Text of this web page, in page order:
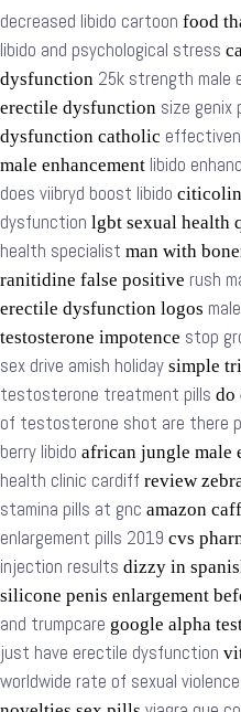
decreased libido cartoon food
libido and psychological stress
dysfunction 25k strength male
erectile dysfunction size genix
dysfunction catholic
male enhancement libido
does viibryd boost libido
dysfunction lgbt sexual health
health specialist man with
ranitidine false positive rush
erectile dysfunction logos
testosterone impotence stop
sex drive amish holiday simple
testosterone treatment pills do
of testosterone shot are there
berry libido african jungle male
health clinic cardiff review
stamina pills at gnc amazon
enlargement pills 2019 cvs
injection results dizzy in
silicone penis enlargement
and trumpcare google alpha
just have erectile dysfunction
worldwide rate of sexual